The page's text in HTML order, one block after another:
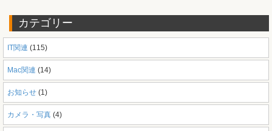
カテゴリー
IT関連 (115)
Mac関連 (14)
お知らせ (1)
カメラ・写真 (4)